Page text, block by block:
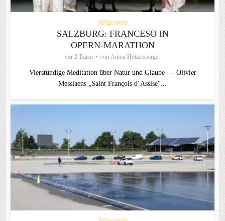
Allgemein
SALZBURG: FRANCESO IN
OPERN-MARATHON
vor 2 Tagen von Anton Hötzelsperger
Vierstündige Meditation über Natur und Glaube – Olivier
Messiaens „Saint François d‘Assise“...